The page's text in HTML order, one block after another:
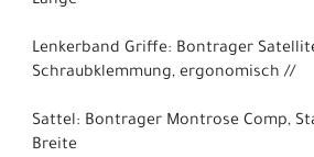
Lenkerband Griffe: Bontrager
Schraubklemmung, ergonomisch //
Sattel: Bontrager Montrose Comp,
Breite